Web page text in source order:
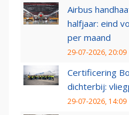
Airbus
halfjaar: eind
per maand
29-07-2026, 20:09
Certificering
dichterbij:
29-07-2026, 14:09